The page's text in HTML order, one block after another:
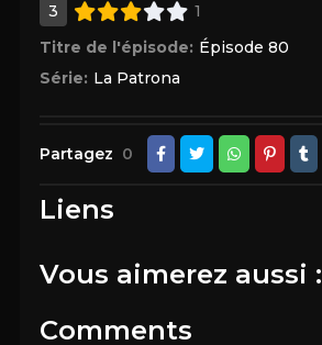
3
1
Titre de l'épisode: Épisode 80
Série: La Patrona
Partagez 0
Liens
Vous aimerez aussi :
Comments